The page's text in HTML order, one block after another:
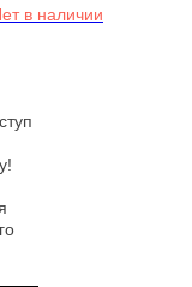
в наличии